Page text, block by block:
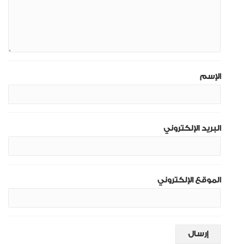
الإسم
البريد الإلكتروني
الموقع الإلكتروني